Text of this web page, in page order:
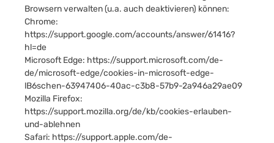
Browsern verwalten (u.a. auch deaktivieren) können:
Chrome:
https://support.google.com/accounts/answer/61416?
hl=de
Microsoft Edge: https://support.microsoft.com/de-
de/microsoft-edge/cookies-in-microsoft-edge-
lB6schen-63947406-40ac-c3b8-57b9-2a946a29ae09
Mozilla Firefox:
https://support.mozilla.org/de/kb/cookies-erlauben-
und-ablehnen
Safari: https://support.apple.com/de-